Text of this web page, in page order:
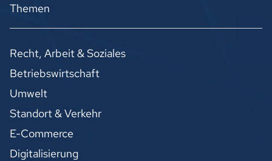
Themen
Recht, Arbeit & Soziales
Betriebswirtschaft
Umwelt
Standort & Verkehr
E-Commerce
Digitalisierung